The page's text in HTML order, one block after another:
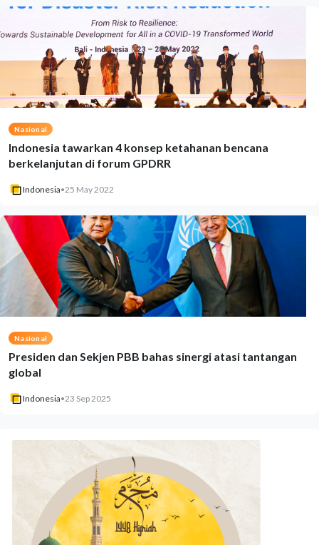
Nasional
Indonesia tawarkan 4 konsep ketahanan bencana
berkelanjutan di forum GPDRR
Indonesia•25 May 2022
Nasional
Presiden dan Sekjen PBB bahas sinergi atasi tantangan
global
Indonesia•23 Sep 2025